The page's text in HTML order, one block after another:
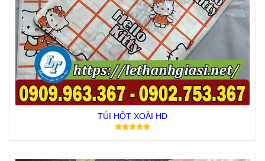
TÚI HỘT XOÀI HD